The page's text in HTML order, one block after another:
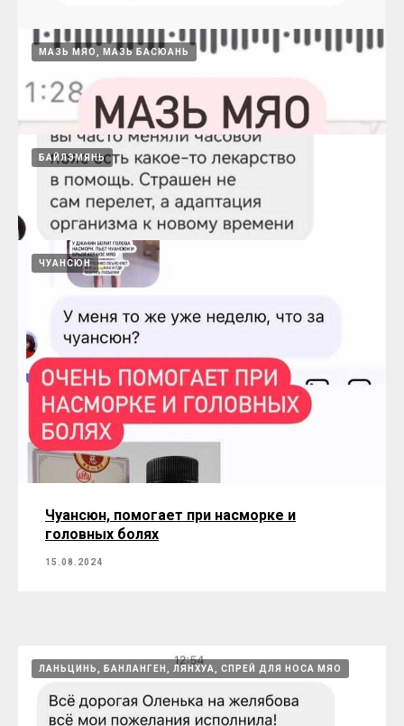
15.08.2024
Фулелин помогает от трещин на пяточках
15.08.2024
МАЗЬ МЯО, МАЗЬ БАСЮАНЬ
15.08.2024
БАЙЛЭМЯНЬ
Байлэмянь, сон, настроение перепады
настроения
15.08.2024
ЧУАНСЮН
Чуансюн, помогает при насморке и
головных болях
15.08.2024
ЛАНЬЦИНЬ, БАНЛАНГЕН, ЛЯНХУА, СПРЕЙ ДЛЯ НОСА МЯО